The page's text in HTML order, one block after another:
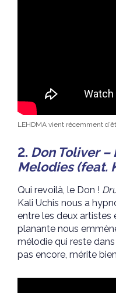
LEHDMA vient récemment
2. Don Toliver
Melodies (feat.
Qui revoilà, le Don !
Kali Uchis nous a
entre les deux artistes
planante nous
mélodie qui reste
pas encore, mérite